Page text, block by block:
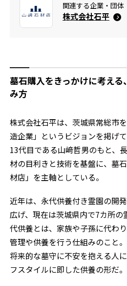
関連する企業・団体
株式会社石平
墓石購入をきっかけに考え
み方
株式会社石平は、茨城県常総市
造企業」というビジョンを掲げ
13代目である山﨑哲男のもと、
材の目利きと技術を基盤に、墓
材店」を主軸としている。
近年は、永代供養付き霊園の開
広げ、現在は茨城県内で7カ所の
代供養とは、家族や子孫に代わ
管理や供養を行う仕組みのこと
将来的な墓守に不安を抱える人
フスタイルに即した供養の形だ。